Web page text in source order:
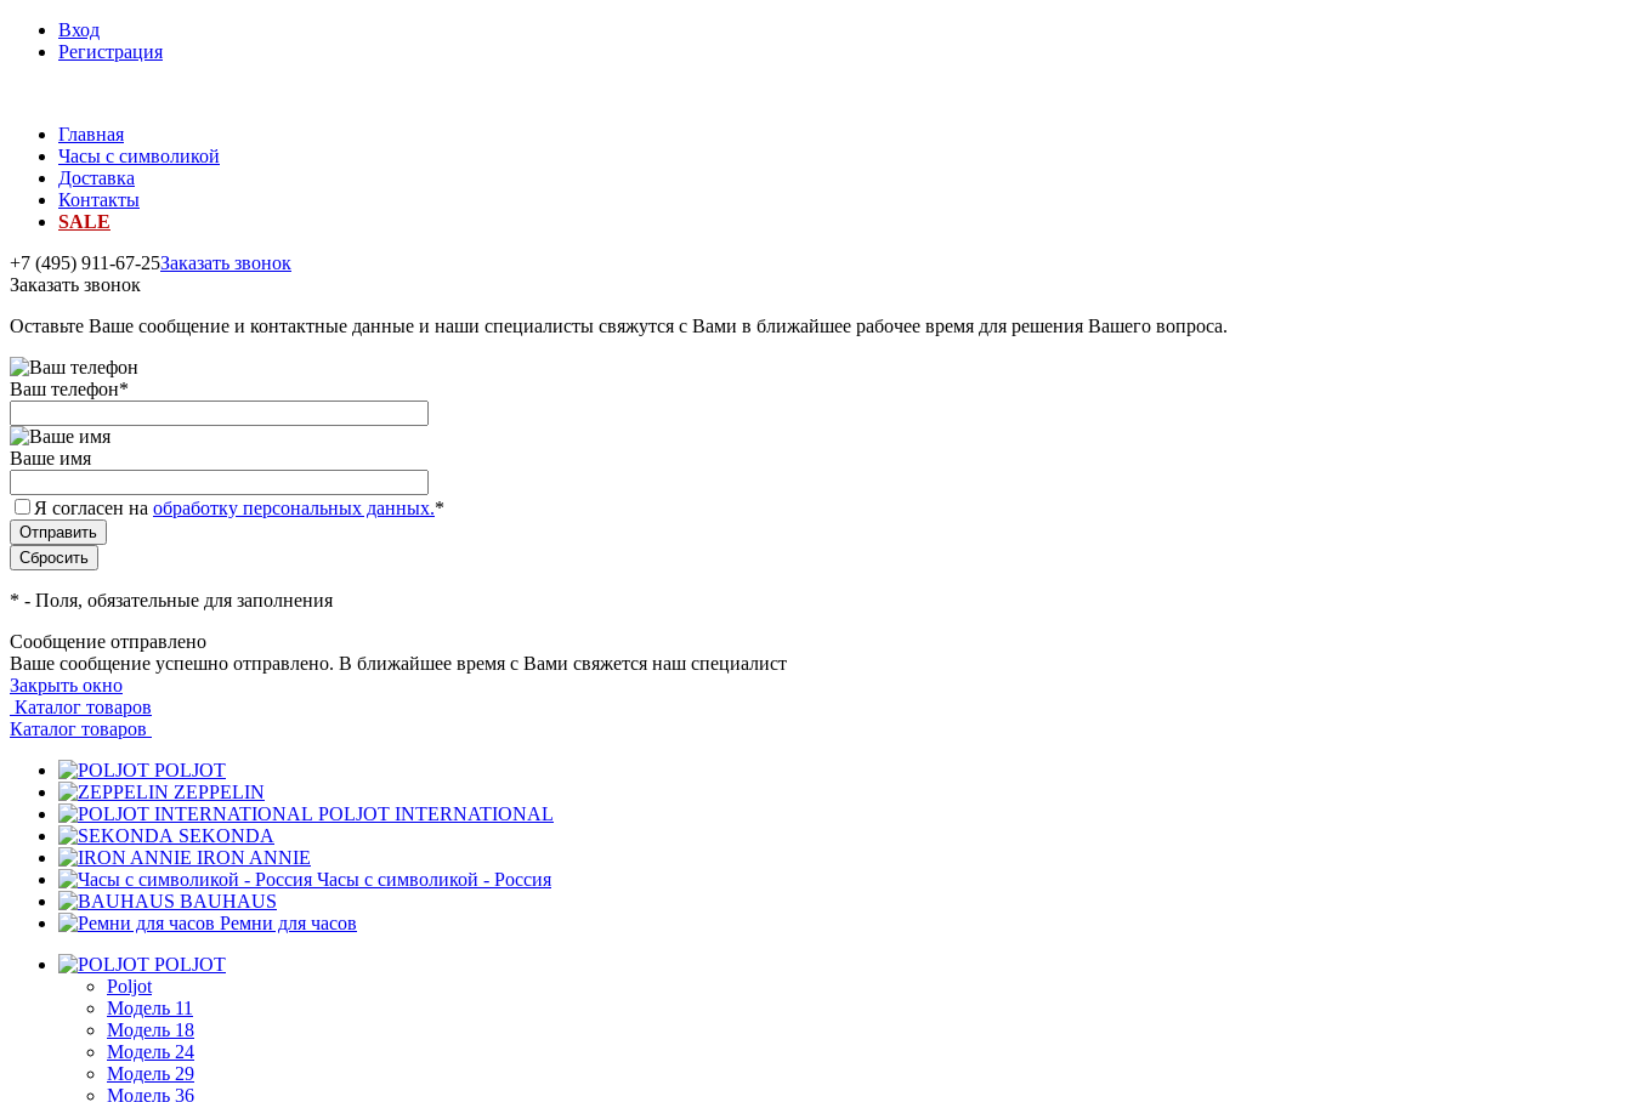
Вход
Регистрация
Главная
Часы с символикой
Доставка
Контакты
SALE
+7 (495) 911-67-25Заказать звонок
Заказать звонок
Оставьте Ваше сообщение и контактные данные и наши специалисты свяжутся с Вами в ближайшее рабочее время для решения Вашего вопроса.
Ваш телефон*
Ваше имя
Я согласен на обработку персональных данных.*
* - Поля, обязательные для заполнения
Сообщение отправлено
Ваше сообщение успешно отправлено. В ближайшее время с Вами свяжется наш специалист
Закрыть окно
Каталог товаров
Каталог товаров
POLJOT
ZEPPELIN
POLJOT INTERNATIONAL
SEKONDA
IRON ANNIE
Часы с символикой - Россия
BAUHAUS
Ремни для часов
POLJOT
Poljot
Модель 11
Модель 18
Модель 24
Модель 29
Модель 36